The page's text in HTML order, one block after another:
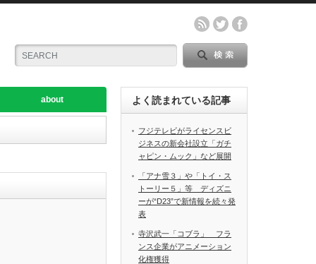
about よく読まれている記事
フジテレビがライセンスビ
ジネスの新会社設立「ガチ
ャピン・ムック」など展開
「アナ雪３」や「トイ・ス
トーリー５」等 ディズニ
ーが“D23”で新情報を続々発
表
寺沢武一「コブラ」 フラ
ンス企業がアニメーション
化権獲得